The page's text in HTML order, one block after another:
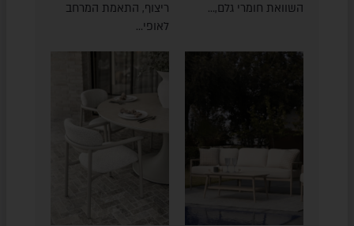
השוואת חומרי גלם,…
ריצוף, התאמת המרחב
לאופי…